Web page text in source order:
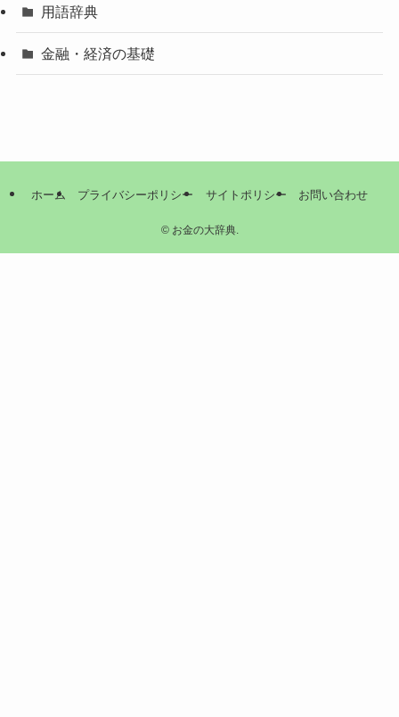
用語辞典
金融・経済の基礎
ホーム プライバシーポリシー サイトポリシー お問い合わせ
©お金の大辞典.